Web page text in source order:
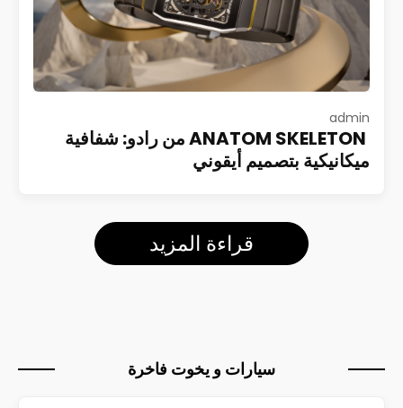
admin
ANATOM SKELETON من رادو: شفافية
ميكانيكية بتصميم أيقوني
قراءة المزيد
سيارات و يخوت فاخرة